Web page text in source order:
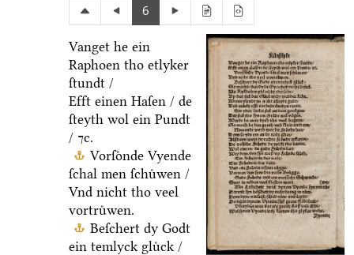
6
Vanget he ein
Raphoen tho etlyker
ſtundt /
Efft einen Haſen / de
ſteyth wol ein Pundt
/ ⁊c.
Vorſoͤnde Vyende
ſchal men ſchuͤwen /
Vnd nicht tho veel
vortruͤwen.
Beſchert dy Godt
ein temlyck gluͤck /